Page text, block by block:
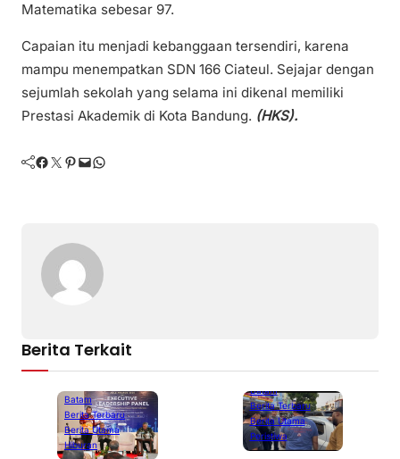
Matematika sebesar 97.
Capaian itu menjadi kebanggaan tersendiri, karena
mampu menempatkan SDN 166 Ciateul. Sejajar dengan
sejumlah sekolah yang selama ini dikenal memiliki
Prestasi Akademik di Kota Bandung. (HKS).
Facebook Twitter Pinterest Mail WhatsApp
Berita Terkait
Batam
Berita Terbaru
Berita Utama
Hiburan
Batam
Berita Terbaru
Berita Utama
Peristiwa